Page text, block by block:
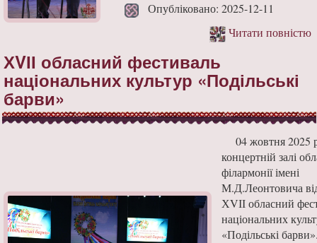
Опубліковано: 2025-12-11
Читати повністю
ХVІІ обласний фестиваль
національних культур «Подільські
барви»
04 жовтня 2025
концертній залі
філармонії імені
М.Д.Леонтовича
ХVІІ обласний
національних
«Подільські